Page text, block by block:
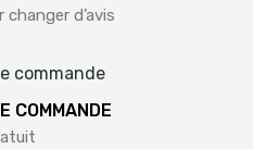
d’avis
COMMANDE